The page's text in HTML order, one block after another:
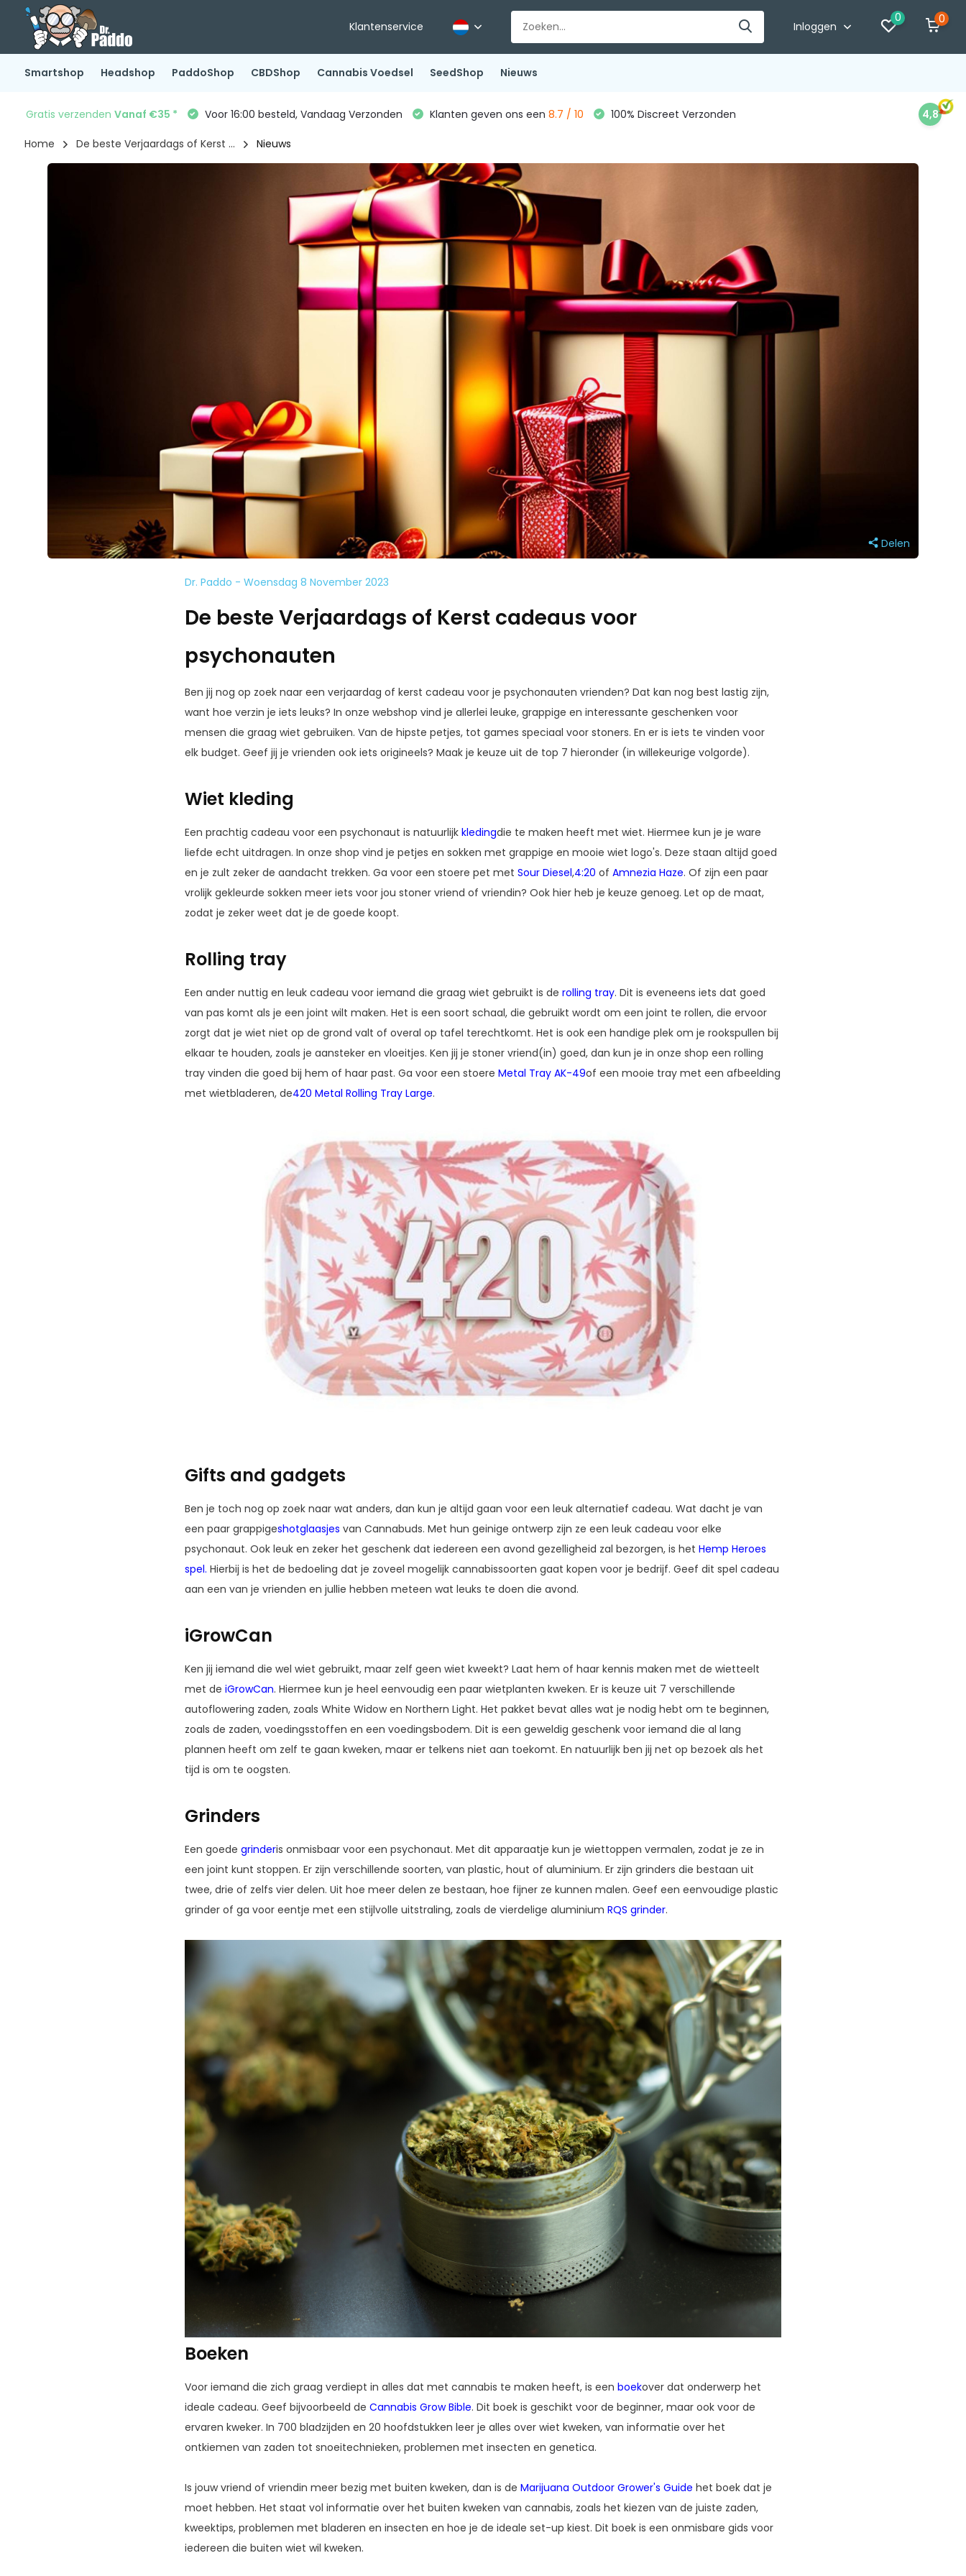
Klantenservice Inloggen
0 0
Smartshop Headshop PaddoShop CBDShop Cannabis Voedsel SeedShop Nieuws
Gratis verzenden Vanaf €35 * Voor 16:00 besteld, Vandaag Verzonden Klanten geven ons een 8.7 / 10 100% Discreet Verzonden 4,8
Home De beste Verjaardags of Kerst ... Nieuws
Delen
Dr. Paddo - Woensdag 8 November 2023
De beste Verjaardags of Kerst cadeaus voor
psychonauten
Ben jij nog op zoek naar een verjaardag of kerst cadeau voor je psychonauten vrienden? Dat kan nog best lastig zijn,
want hoe verzin je iets leuks? In onze webshop vind je allerlei leuke, grappige en interessante geschenken voor
mensen die graag wiet gebruiken. Van de hipste petjes, tot games speciaal voor stoners. En er is iets te vinden voor
elk budget. Geef jij je vrienden ook iets origineels? Maak je keuze uit de top 7 hieronder (in willekeurige volgorde).
Wiet kleding
Een prachtig cadeau voor een psychonaut is natuurlijkkledingdie te maken heeft met wiet. Hiermee kun je je ware
liefde echt uitdragen. In onze shop vind je petjes en sokken met grappige en mooie wiet logo's. Deze staan altijd goed
en je zult zeker de aandacht trekken. Ga voor een stoere pet metSour Diesel,4:20 ofAmnezia Haze. Of zijn een paar
vrolijk gekleurde sokken meer iets voor jou stoner vriend of vriendin? Ook hier heb je keuze genoeg. Let op de maat,
zodat je zeker weet dat je de goede koopt.
Rolling tray
Een ander nuttig en leuk cadeau voor iemand die graag wiet gebruikt is derolling tray. Dit is eveneens iets dat goed
van pas komt als je een joint wilt maken. Het is een soort schaal, die gebruikt wordt om een joint te rollen, die ervoor
zorgt dat je wiet niet op de grond valt of overal op tafel terechtkomt. Het is ook een handige plek om je rookspullen bij
elkaar te houden, zoals je aansteker en vloeitjes. Ken jij je stoner vriend(in) goed, dan kun je in onze shop een rolling
tray vinden die goed bij hem of haar past. Ga voor een stoereMetal Tray AK-49of een mooie tray met een afbeelding
met wietbladeren, de420 Metal Rolling Tray Large.
Gifts and gadgets
Ben je toch nog op zoek naar wat anders, dan kun je altijd gaan voor een leuk alternatief cadeau. Wat dacht je van
een paar grappigeshotglaasjes van Cannabuds. Met hun geinige ontwerp zijn ze een leuk cadeau voor elke
psychonaut. Ook leuk en zeker het geschenk dat iedereen een avond gezelligheid zal bezorgen, is hetHemp Heroes
spel. Hierbij is het de bedoeling dat je zoveel mogelijk cannabissoorten gaat kopen voor je bedrijf. Geef dit spel cadeau
aan een van je vrienden en jullie hebben meteen wat leuks te doen die avond.
iGrowCan
Ken jij iemand die wel wiet gebruikt, maar zelf geen wiet kweekt? Laat hem of haar kennis maken met de wietteelt
met deiGrowCan. Hiermee kun je heel eenvoudig een paar wietplanten kweken. Er is keuze uit 7 verschillende
autoflowering zaden, zoals White Widow en Northern Light. Het pakket bevat alles wat je nodig hebt om te beginnen,
zoals de zaden, voedingsstoffen en een voedingsbodem. Dit is een geweldig geschenk voor iemand die al lang
plannen heeft om zelf te gaan kweken, maar er telkens niet aan toekomt. En natuurlijk ben jij net op bezoek als het
tijd is om te oogsten.
Grinders
Een goedegrinderis onmisbaar voor een psychonaut. Met dit apparaatje kun je wiettoppen vermalen, zodat je ze in
een joint kunt stoppen. Er zijn verschillende soorten, van plastic, hout of aluminium. Er zijn grinders die bestaan uit
twee, drie of zelfs vier delen. Uit hoe meer delen ze bestaan, hoe fijner ze kunnen malen. Geef een eenvoudige plastic
grinder of ga voor eentje met een stijlvolle uitstraling, zoals de vierdelige aluminiumRQS grinder.
Boeken
Voor iemand die zich graag verdiept in alles dat met cannabis te maken heeft, is eenboekover dat onderwerp het
ideale cadeau. Geef bijvoorbeeld deCannabis Grow Bible. Dit boek is geschikt voor de beginner, maar ook voor de
ervaren kweker. In 700 bladzijden en 20 hoofdstukken leer je alles over wiet kweken, van informatie over het
ontkiemen van zaden tot snoeitechnieken, problemen met insecten en genetica.
Is jouw vriend of vriendin meer bezig met buiten kweken, dan is deMarijuana Outdoor Grower's Guide het boek dat je
moet hebben. Het staat vol informatie over het buiten kweken van cannabis, zoals het kiezen van de juiste zaden,
kweektips, problemen met bladeren en insecten en hoe je de ideale set-up kiest. Dit boek is een onmisbare gids voor
iedereen die buiten wiet wil kweken.